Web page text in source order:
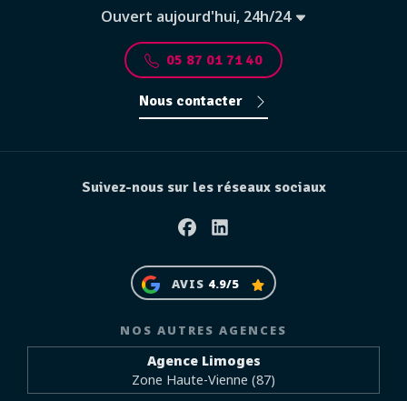
Ouvert aujourd'hui, 24h/24
05 87 01 71 40
Nous contacter
Suivez-nous sur les réseaux sociaux
FacebookLinkedin
AVIS 4.9/5
NOS AUTRES AGENCES
Agence Limoges
Zone Haute-Vienne (87)